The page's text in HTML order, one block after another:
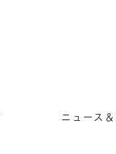
ニュース